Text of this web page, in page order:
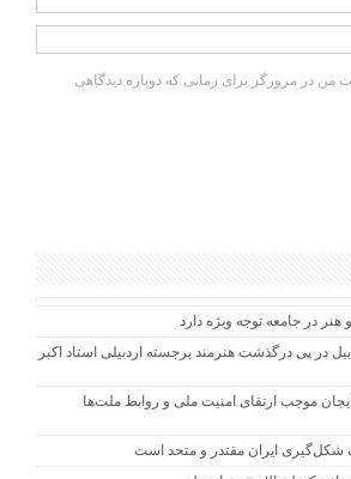
من در مرورگر برای زمانی که دوباره دیدگاهی
در جامعه توجه ویژه دارد
در پی درگذشت هنرمند برجسته اردبیلی استاد اکبر
موجب ارتقای امنیت ملی و روابط ملت‌ها
ایران مقتدر و متحد است